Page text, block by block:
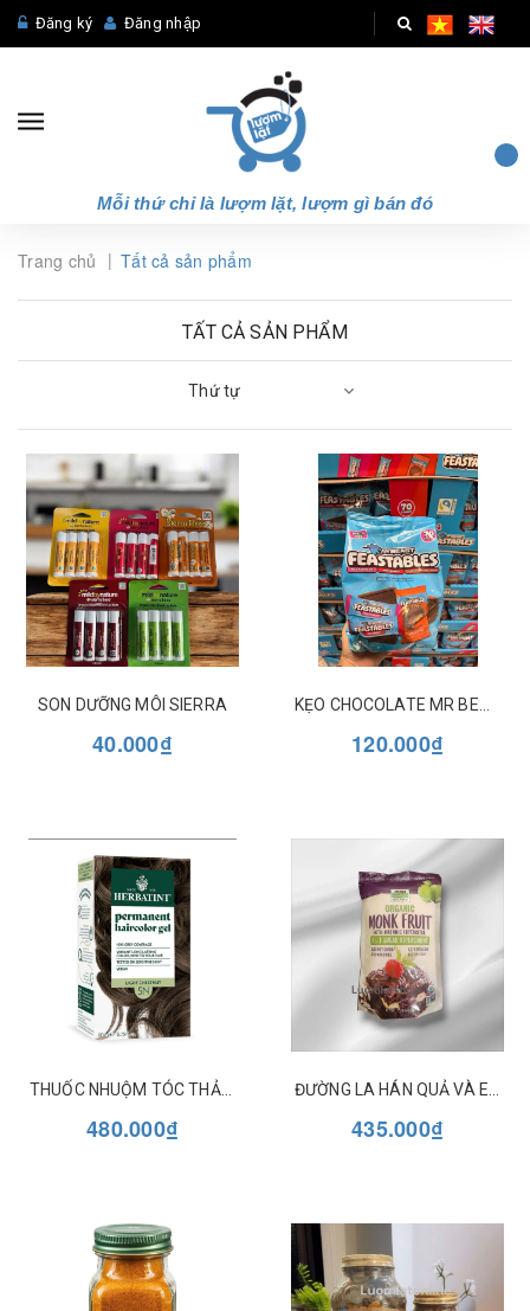
Đăng ký Đăng nhập
Mỗi thứ chỉ là lượm lặt, lượm gì bán đó
Trang chủ | Tất cả sản phẩm
TẤT CẢ SẢN PHẨM
Thứ tự
SON DƯỠNG MÔI SIERRA
40.000₫ 120.000₫
THUỐC NHUỘM TÓC THẢO DƯỢC BỀN MÀU DẠNG GEL HERBATINT (MẪU MỚI)
480.000₫ 435.000₫